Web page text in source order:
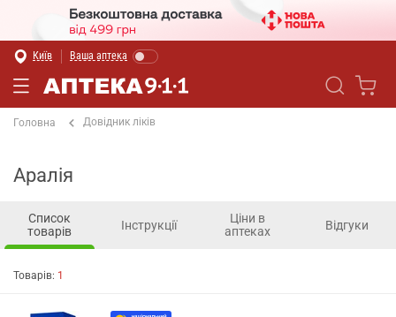
Київ Ваша аптека
Головна Довідник ліків
Аралія
Список
товарів
Інструкції
Ціни в
аптеках
Відгуки
Товарів: 1